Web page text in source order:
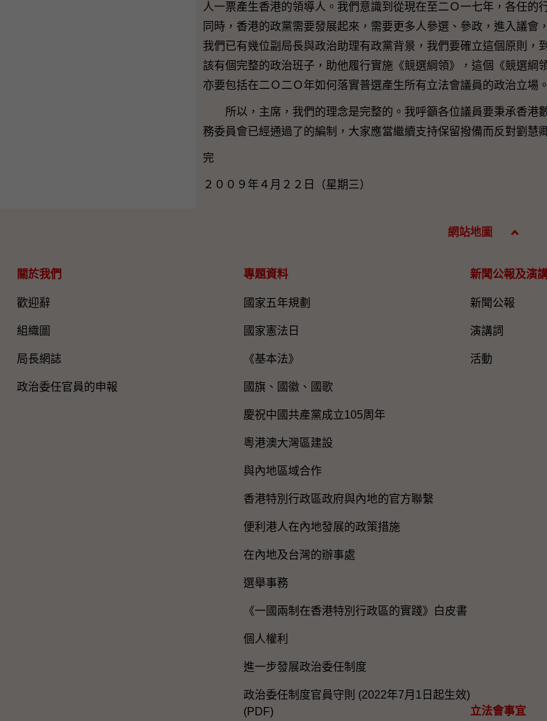
人一票產生香港的領導人。我們意識到從現在至二Ｏ一七年，各任的
同時，香港的政黨需要發展起來，需要更多人參選、參政，進入議會
我們已有幾位副局長與政治助理有政黨背景，我們要確立這個原則，
該有個完整的政治班子，助他履行實施《競選綱領》，這個《競選綱
亦要包括在二Ｏ二Ｏ年如何落實普選產生所有立法會議員的政治立場。
所以，主席，我們的理念是完整的。我呼籲各位議員要秉承香港
務委員會已經通過了的編制，大家應當繼續支持保留撥備而反對劉慧
完
２００９年４月２２日（星期三）
網站地圖
關於我們
歡迎辭
組織圖​
局長網誌
政治委任官員的申報
專題資料
國家五年規劃
國家憲法日
《基本法》
國旗、國徽、國歌
慶祝中國共產黨成立105周年
粵港澳大灣區建設
與內地區域合作
香港特別行政區政府與內地的官方聯繫
便利港人在內地發展的政策措施
在內地及台灣的辦事處
選舉事務
《一國兩制在香港特別行政區的實踐》白皮書
個人權利
進一步發展政治委任制度
政治委任制度官員守則 (2022年7月1日起生效)
(PDF)
新聞公報及演
新聞公報
演講詞
活動
立法會事宜